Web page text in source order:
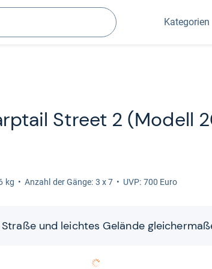
Suchen
Kategorien
Street 2 (Modell
kg Anzahl der Gänge: 3 x 7 UVP: 700 Euro
Straße und leich­tes Gelände